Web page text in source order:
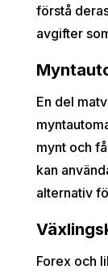
förstå
avgifter
En del
mynt och
kan
alternativ
Forex och